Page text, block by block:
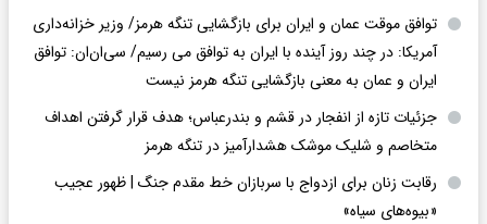
توافق موقت عمان و ایران برای بازگشایی تنگه هرمز/ وزیر خزانه‌داری
آمریکا: در چند روز آینده با ایران به توافق می رسیم/ سی‌ان‌ان: توافق
ایران و عمان به معنی بازگشایی تنگه هرمز نیست
جزئیات تازه از انفجار در قشم و بندرعباس؛ هدف قرار گرفتن اهداف
متخاصم و شلیک موشک هشدارآمیز در تنگه هرمز
رقابت زنان برای ازدواج با سربازان خط مقدم جنگ | ظهور عجیب
«بیوه‌های سیاه»